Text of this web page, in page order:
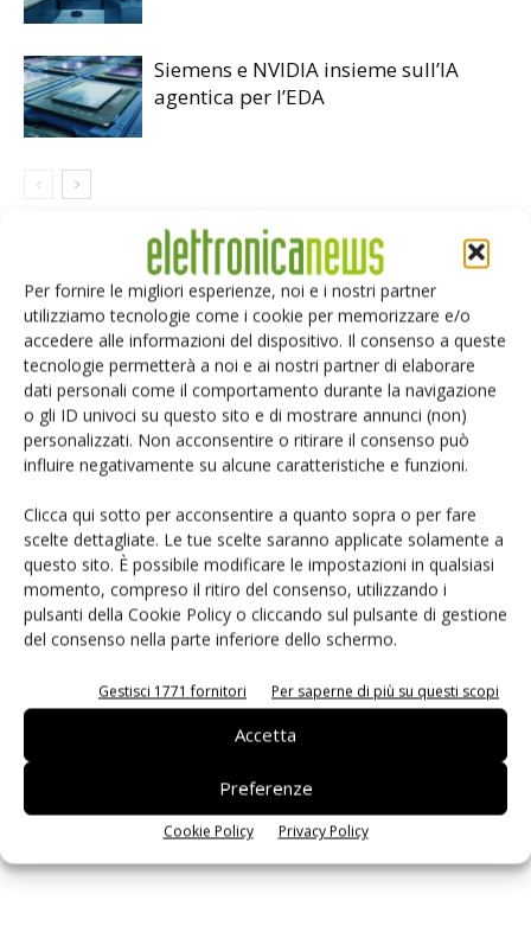
Per fornire le migliori esperienze, noi e i nostri partner
utilizziamo tecnologie come i cookie per memorizzare e/o
accedere alle informazioni del dispositivo. Il consenso a queste
tecnologie permetterà a noi e ai nostri partner di elaborare
dati personali come il comportamento durante la navigazione
o gli ID univoci su questo sito e di mostrare annunci (non)
personalizzati. Non acconsentire o ritirare il consenso può
influire negativamente su alcune caratteristiche e funzioni.
Clicca qui sotto per acconsentire a quanto sopra o per fare
scelte dettagliate. Le tue scelte saranno applicate solamente a
questo sito. È possibile modificare le impostazioni in qualsiasi
momento, compreso il ritiro del consenso, utilizzando i
pulsanti della Cookie Policy o cliccando sul pulsante di gestione
del consenso nella parte inferiore dello schermo.
Gestisci 1771 fornitori Per saperne di più su questi scopi
Accetta
Preferenze
Cookie Policy Privacy Policy
Siemens e NVIDIA insieme sull’IA
agentica per l’EDA
LASCIA UN COMMENTO
Salva il mio nome, email e sito web in questo browser per i
prossimi commenti.